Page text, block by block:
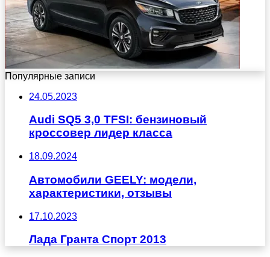
Популярные записи
24.05.2023
Audi SQ5 3,0 TFSI: бензиновый
кроссовер лидер класса
18.09.2024
Автомобили GEELY: модели,
характеристики, отзывы
17.10.2023
Лада Гранта Спорт 2013